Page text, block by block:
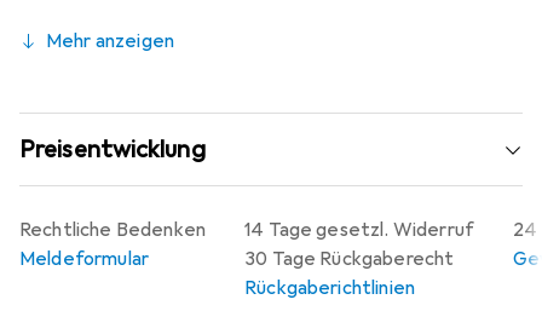
Mehr anzeigen
Preisentwicklung
14 Tage gesetzl. Widerruf
30 Tage Rückgaberecht
Rückgaberichtlinien
24
Rechtliche Bedenken
Meldeformular